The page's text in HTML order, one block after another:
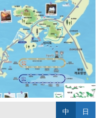
中 日